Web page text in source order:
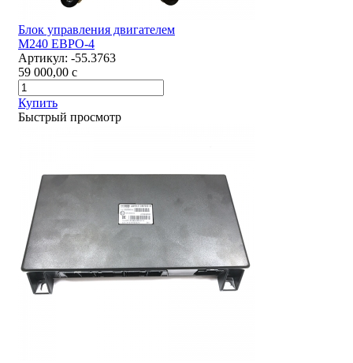
Блок управления двигателем
М240 ЕВРО-4
Артикул: -55.3763
59 000,00 c
Купить
Быстрый просмотр